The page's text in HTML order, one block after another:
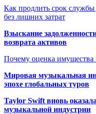
Как продлить срок
без лишних затрат
Взыскание
возврата активов
Почему оценка имущества
Мировая музыкальная
эпохе глобальных туров
Taylor Swift вновь
музыкальной индустрии